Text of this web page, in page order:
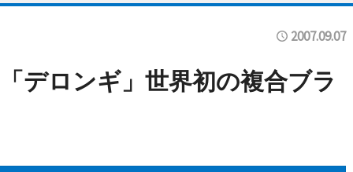
2007.09.07
デロンギ」世界初の複合ブラ